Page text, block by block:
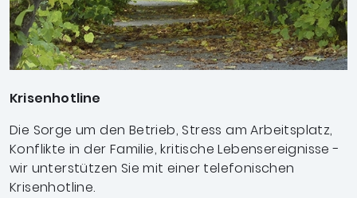
Krisenhotline
Die Sorge um den Betrieb, Stress am Arbeitsplatz,
Konflikte in der Familie, kritische Lebensereignisse -
wir unterstützen Sie mit einer telefonischen
Krisenhotline.